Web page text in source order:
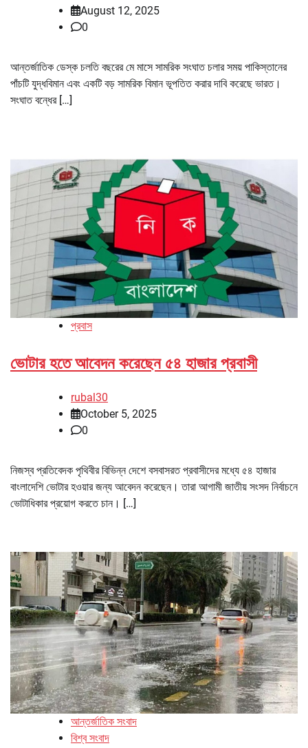
August 12, 2025
0
আন্তর্জাতিক ডেস্ক চলতি বছরের মে মাসে সামরিক সংঘাত চলার সময় পাকিস্তানের
পাঁচটি যুদ্ধবিমান এবং একটি বড় সামরিক বিমান ভূপতিত করার দাবি করেছে ভারত।
সংঘাত বন্ধের […]
প্রবাস
ভোটার হতে আবেদন করেছেন ৫৪ হাজার প্রবাসী
rubal30
October 5, 2025
0
নিজস্ব প্রতিবেদক পৃথিবীর বিভিন্ন দেশে বসবাসরত প্রবাসীদের মধ্যে ৫৪ হাজার
বাংলাদেশি ভোটার হওয়ার জন্য আবেদন করেছেন। তারা আগামী জাতীয় সংসদ নির্বাচনে
ভোটাধিকার প্রয়োগ করতে চান। […]
আন্তর্জাতিক সংবাদ
বিশ্ব সংবাদ